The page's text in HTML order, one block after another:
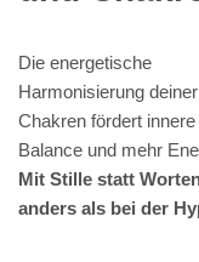
Die energetische
Harmonisierung deiner
Chakren fördert innere
Balance und mehr
Mit Stille statt
anders als bei der